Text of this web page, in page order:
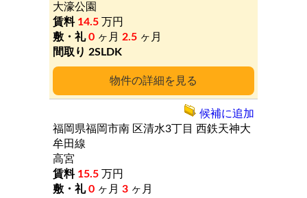
詳細
大濠公園
14.5 万円
0 ヶ月 2.5 ヶ月
2SLDK
福岡県福岡市南 区清水3丁目 西鉄天神大
牟田線
高宮
15.5 万円
0 ヶ月 3 ヶ月
候補に追加